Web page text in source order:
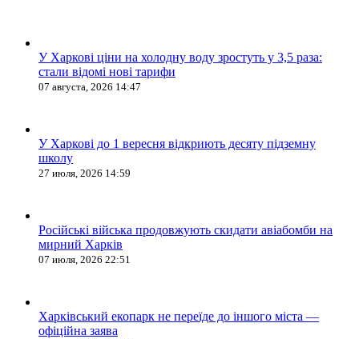
У Харкові ціни на холодну воду зростуть у 3,5 раза:
стали відомі нові тарифи
07 августа, 2026 14:47
У Харкові до 1 вересня відкриють десяту підземну
школу
27 июля, 2026 14:59
Російські війська продовжують скидати авіабомби на
мирний Харків
07 июля, 2026 22:51
Харківський екопарк не переїде до іншого міста —
офіційна заява